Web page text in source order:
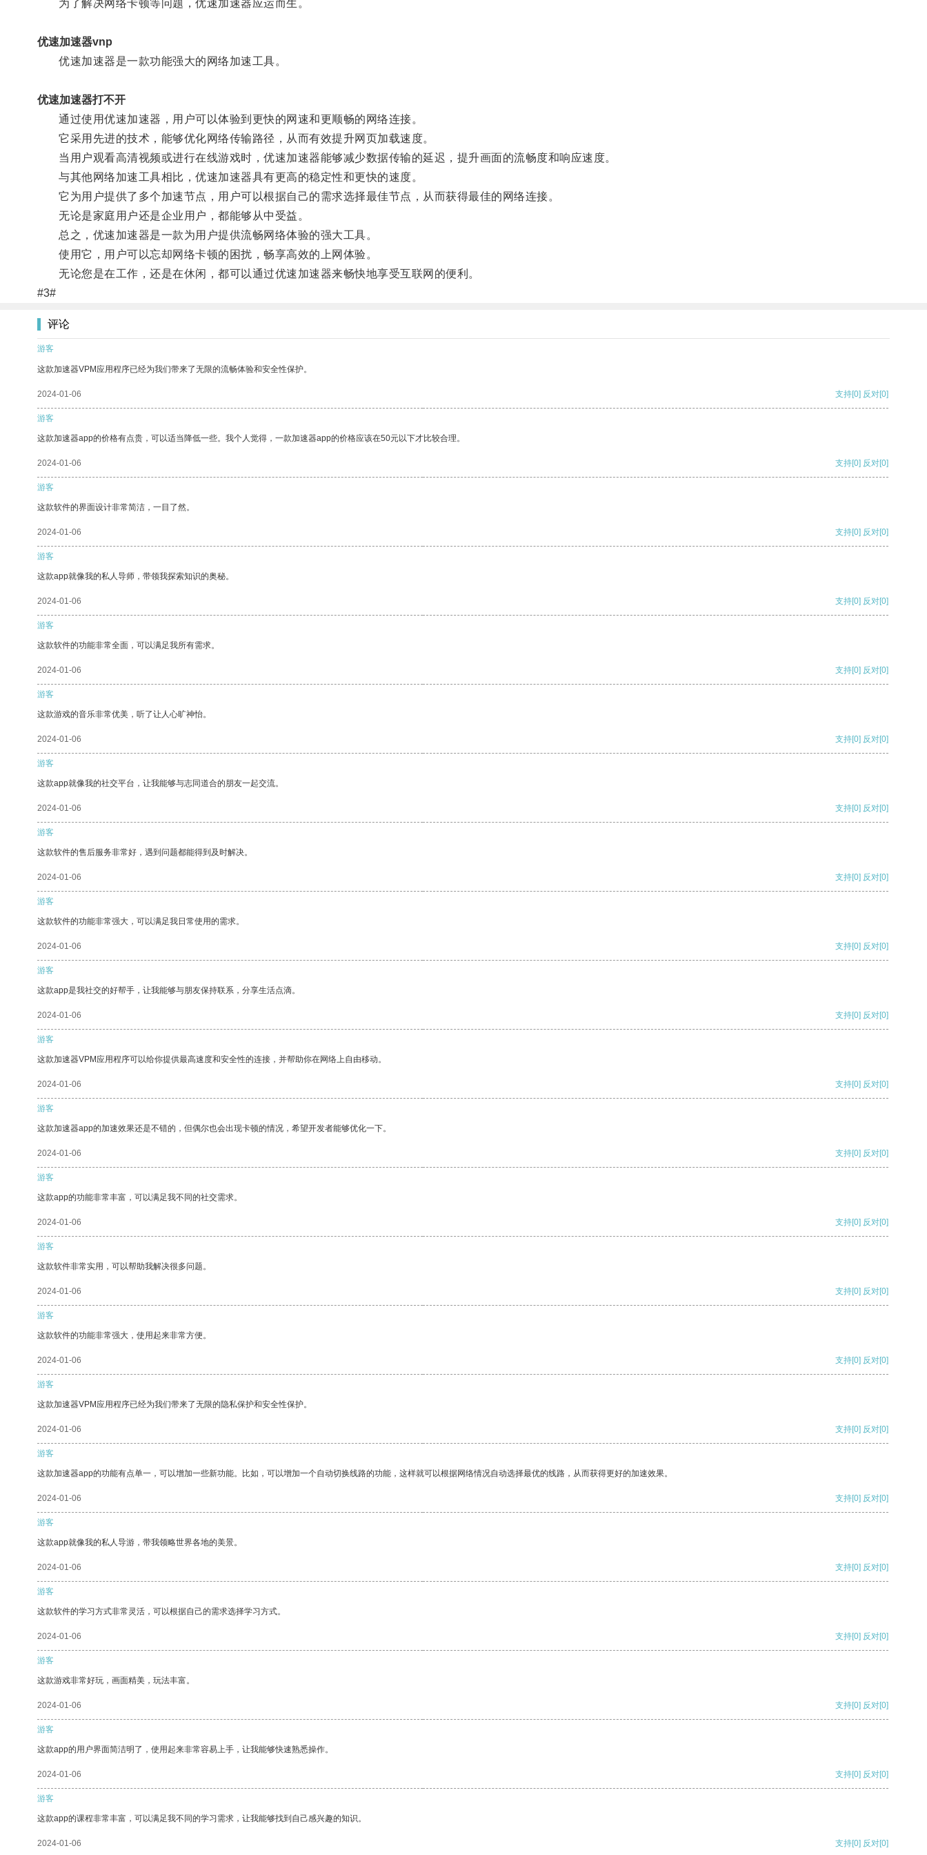
为了解决网络卡顿等问题，优速加速器应运而生。
优速加速器vnp
优速加速器是一款功能强大的网络加速工具。
优速加速器打不开
通过使用优速加速器，用户可以体验到更快的网速和更顺畅的网络连接。
它采用先进的技术，能够优化网络传输路径，从而有效提升网页加载速度。
当用户观看高清视频或进行在线游戏时，优速加速器能够减少数据传输的延迟，提升画面的流畅度和响应速度。
与其他网络加速工具相比，优速加速器具有更高的稳定性和更快的速度。
它为用户提供了多个加速节点，用户可以根据自己的需求选择最佳节点，从而获得最佳的网络连接。
无论是家庭用户还是企业用户，都能够从中受益。
总之，优速加速器是一款为用户提供流畅网络体验的强大工具。
使用它，用户可以忘却网络卡顿的困扰，畅享高效的上网体验。
无论您是在工作，还是在休闲，都可以通过优速加速器来畅快地享受互联网的便利。
#3#
评论
游客
这款加速器VPM应用程序已经为我们带来了无限的流畅体验和安全性保护。
2024-01-06 支持[0] 反对[0]
游客
这款加速器app的价格有点贵，可以适当降低一些。我个人觉得，一款加速器app的价格应该在50元以下才比较合理。
2024-01-06 支持[0] 反对[0]
游客
这款软件的界面设计非常简洁，一目了然。
2024-01-06 支持[0] 反对[0]
游客
这款app就像我的私人导师，带领我探索知识的奥秘。
2024-01-06 支持[0] 反对[0]
游客
这款软件的功能非常全面，可以满足我所有需求。
2024-01-06 支持[0] 反对[0]
游客
这款游戏的音乐非常优美，听了让人心旷神怡。
2024-01-06 支持[0] 反对[0]
游客
这款app就像我的社交平台，让我能够与志同道合的朋友一起交流。
2024-01-06 支持[0] 反对[0]
游客
这款软件的售后服务非常好，遇到问题都能得到及时解决。
2024-01-06 支持[0] 反对[0]
游客
这款软件的功能非常强大，可以满足我日常使用的需求。
2024-01-06 支持[0] 反对[0]
游客
这款app是我社交的好帮手，让我能够与朋友保持联系，分享生活点滴。
2024-01-06 支持[0] 反对[0]
游客
这款加速器VPM应用程序可以给你提供最高速度和安全性的连接，并帮助你在网络上自由移动。
2024-01-06 支持[0] 反对[0]
游客
这款加速器app的加速效果还是不错的，但偶尔也会出现卡顿的情况，希望开发者能够优化一下。
2024-01-06 支持[0] 反对[0]
游客
这款app的功能非常丰富，可以满足我不同的社交需求。
2024-01-06 支持[0] 反对[0]
游客
这款软件非常实用，可以帮助我解决很多问题。
2024-01-06 支持[0] 反对[0]
游客
这款软件的功能非常强大，使用起来非常方便。
2024-01-06 支持[0] 反对[0]
游客
这款加速器VPM应用程序已经为我们带来了无限的隐私保护和安全性保护。
2024-01-06 支持[0] 反对[0]
游客
这款加速器app的功能有点单一，可以增加一些新功能。比如，可以增加一个自动切换线路的功能，这样就可以根据网络情况自动选择最优的线路，从而获得更好的加速效果。
2024-01-06 支持[0] 反对[0]
游客
这款app就像我的私人导游，带我领略世界各地的美景。
2024-01-06 支持[0] 反对[0]
游客
这款软件的学习方式非常灵活，可以根据自己的需求选择学习方式。
2024-01-06 支持[0] 反对[0]
游客
这款游戏非常好玩，画面精美，玩法丰富。
2024-01-06 支持[0] 反对[0]
游客
这款app的用户界面简洁明了，使用起来非常容易上手，让我能够快速熟悉操作。
2024-01-06 支持[0] 反对[0]
游客
这款app的课程非常丰富，可以满足我不同的学习需求，让我能够找到自己感兴趣的知识。
2024-01-06 支持[0] 反对[0]